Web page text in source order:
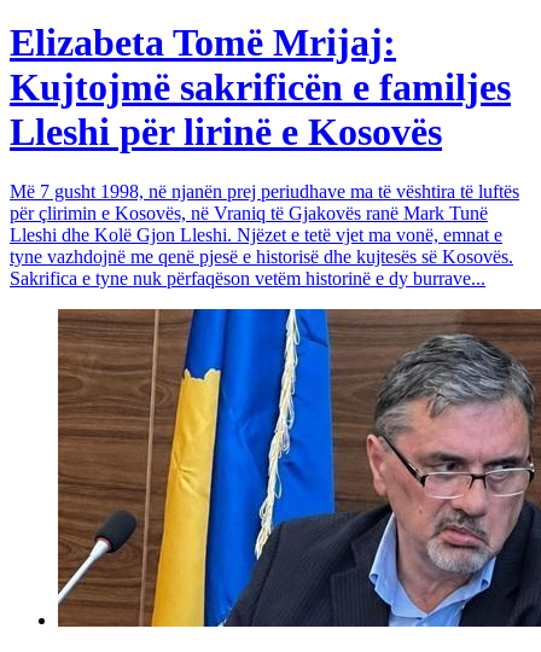
Elizabeta Tomë Mrijaj:
Kujtojmë sakrificën e familjes
Lleshi për lirinë e Kosovës
Më 7 gusht 1998, në njanën prej periudhave ma të vështira të luftës
për çlirimin e Kosovës, në Vraniq të Gjakovës ranë Mark Tunë
Lleshi dhe Kolë Gjon Lleshi. Njëzet e tetë vjet ma vonë, emnat e
tyne vazhdojnë me qenë pjesë e historisë dhe kujtesës së Kosovës.
Sakrifica e tyne nuk përfaqëson vetëm historinë e dy burrave...